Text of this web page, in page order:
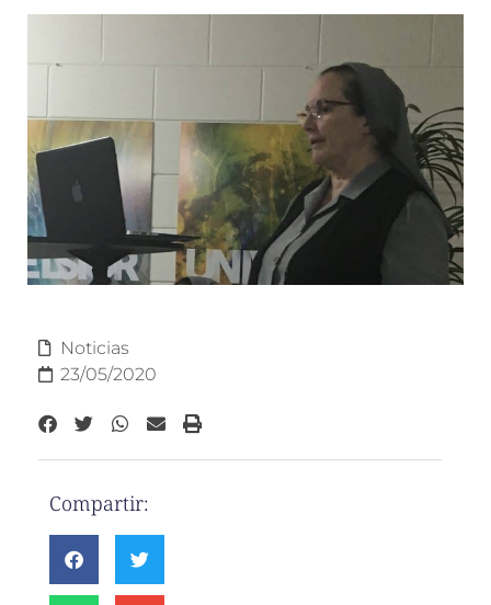
Noticias
23/05/2020
Compartir: